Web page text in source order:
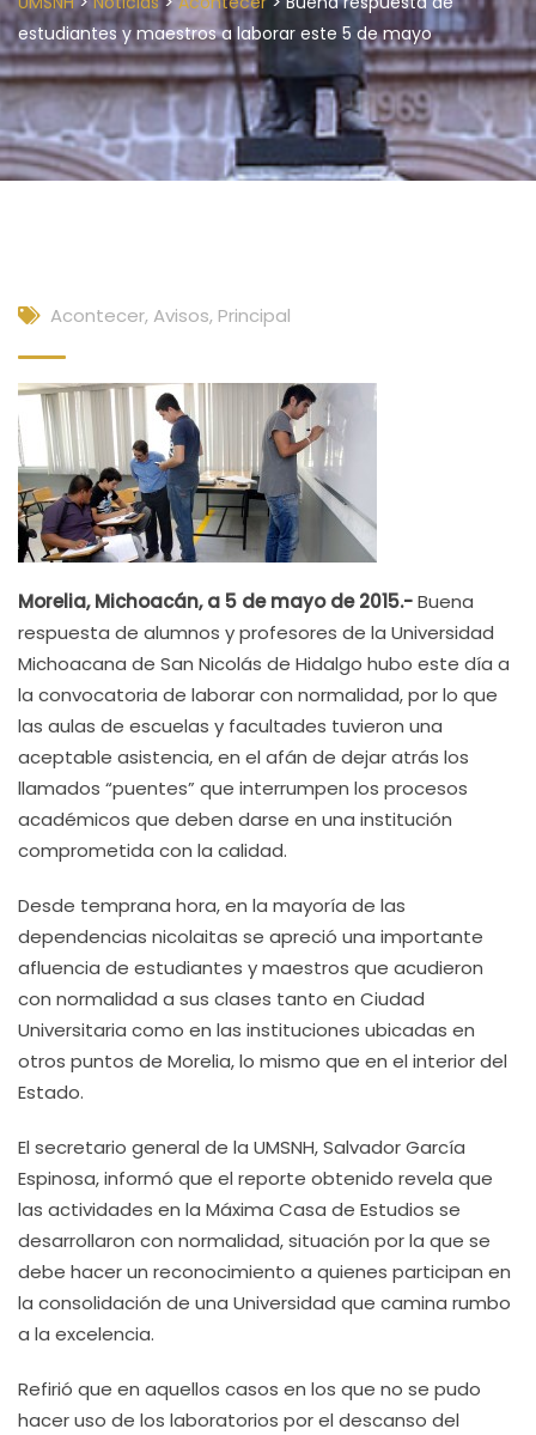
estudiantes y maestros a laborar este 5 de mayo
Acontecer,Avisos, Principal
Morelia, Michoacán, a 5 de mayo de 2015.-Buena
respuesta de alumnos y profesores de la Universidad
Michoacana de San Nicolás de Hidalgo hubo este día a
la convocatoria de laborar con normalidad, por lo que
las aulas de escuelas y facultades tuvieron una
aceptable asistencia, en el afán de dejar atrás los
llamados “puentes” que interrumpen los procesos
académicos que deben darse en una institución
comprometida con la calidad.
Desde temprana hora, en la mayoría de las
dependencias nicolaitas se apreció una importante
afluencia de estudiantes y maestros que acudieron
con normalidad a sus clases tanto en Ciudad
Universitaria como en las instituciones ubicadas en
otros puntos de Morelia, lo mismo que en el interior del
Estado.
El secretario general de la UMSNH, Salvador García
Espinosa, informó que el reporte obtenido revela que
las actividades en la Máxima Casa de Estudios se
desarrollaron con normalidad, situación por la que se
debe hacer un reconocimiento a quienes participan en
la consolidación de una Universidad que camina rumbo
a la excelencia.
Refirió que en aquellos casos en los que no se pudo
hacer uso de los laboratorios por el descanso del